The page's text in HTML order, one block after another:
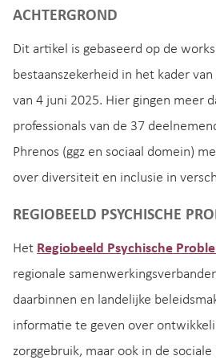
ACHTERGROND
Dit artikel is gebaseerd op de
bestaanszekerheid in het kader
van 4 juni 2025. Hier gingen meer
professionals van de 37
Phrenos (ggz en sociaal domein)
over diversiteit en inclusie in
REGIOBEELD PSYCHISCHE
Het Regiobeeld Psychische
regionale
daarbinnen en landelijke
informatie te geven over
zorggebruik, maar ook in de